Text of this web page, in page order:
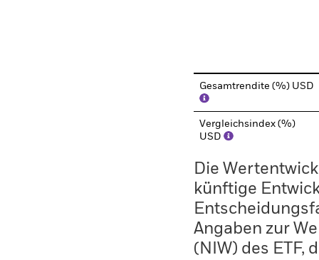
Gesamtrendite (%) USD
Vergleichsindex (%)
USD
Die
künftige
Angaben zur
(NIW) des ETF,